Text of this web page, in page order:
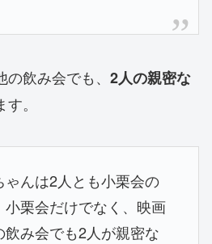
飲み会でも、 2人の親密な
。
んは2人とも小栗会の
小栗会だけでなく、映画
み会でも2人が親密な